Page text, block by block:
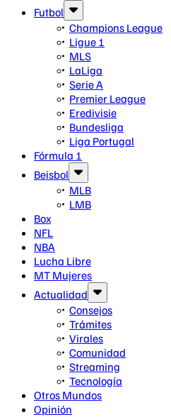
Futbol
Champions League
Ligue 1
MLS
LaLiga
Serie A
Premier League
Eredivisie
Bundesliga
Liga Portugal
Fórmula 1
Beisbol
MLB
LMB
Box
NFL
NBA
Lucha Libre
MT Mujeres
Actualidad
Consejos
Trámites
Virales
Comunidad
Streaming
Tecnología
Otros Mundos
Opinión